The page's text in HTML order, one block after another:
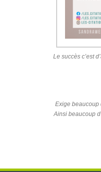
Le succès c’est
Exige beaucoup
Ainsi beaucoup